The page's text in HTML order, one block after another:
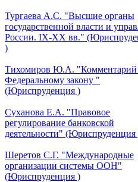
Тургаева А.С. "Высшие органы
государственной власти и
России. IХ-ХХ вв."
)
Тихомиров Ю.А. "Комментарий
Федеральному закону "
(Юриспруденция )
Суханова Е.А. "Правовое
регулирование банковской
деятельности" (Юриспруденция
Шеретов С.Г. "Международные
организации системы ООН"
(Юриспруденция )